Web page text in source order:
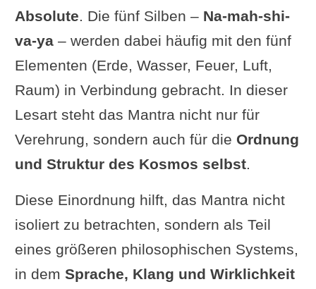
Absolute. Die fünf Silben – Na-mah-shi-
va-ya– werden dabei häufig mit den fünf
Elementen (Erde, Wasser, Feuer, Luft,
Raum) in Verbindung gebracht. In dieser
Lesart steht das Mantra nicht nur für
Verehrung, sondern auch für die Ordnung
und Struktur des Kosmos selbst.
Diese Einordnung hilft, das Mantra nicht
isoliert zu betrachten, sondern als Teil
eines größeren philosophischen Systems,
in dem Sprache, Klang und Wirklichkeit